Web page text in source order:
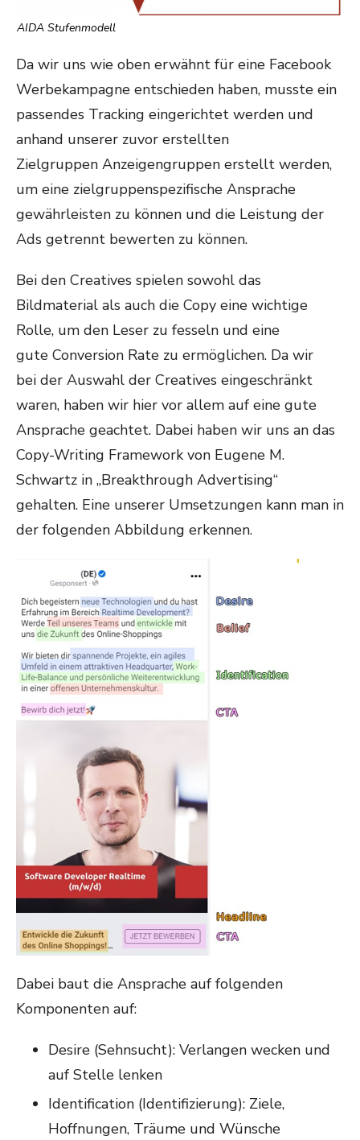
AIDA Stufenmodell
Da wir uns wie oben erwähnt für eine Facebook
Werbekampagne entschieden haben, musste ein
passendes Tracking eingerichtet werden und
anhand unserer zuvor erstellten
Zielgruppen Anzeigengruppen erstellt werden,
um eine zielgruppenspezifische Ansprache
gewährleisten zu können und die Leistung der
Ads getrennt bewerten zu können.
Bei den Creatives spielen sowohl das
Bildmaterial als auch die Copy eine wichtige
Rolle, um den Leser zu fesseln und eine
gute Conversion Rate zu ermöglichen. Da wir
bei der Auswahl der Creatives eingeschränkt
waren, haben wir hier vor allem auf eine gute
Ansprache geachtet. Dabei haben wir uns an das
Copy-Writing Framework von Eugene M.
Schwartz in „Breakthrough Advertising“
gehalten. Eine unserer Umsetzungen kann man in
der folgenden Abbildung erkennen.
Dabei baut die Ansprache auf folgenden
Komponenten auf:
Desire (Sehnsucht): Verlangen wecken und
auf Stelle lenken
Identification (Identifizierung): Ziele,
Hoffnungen, Träume und Wünsche